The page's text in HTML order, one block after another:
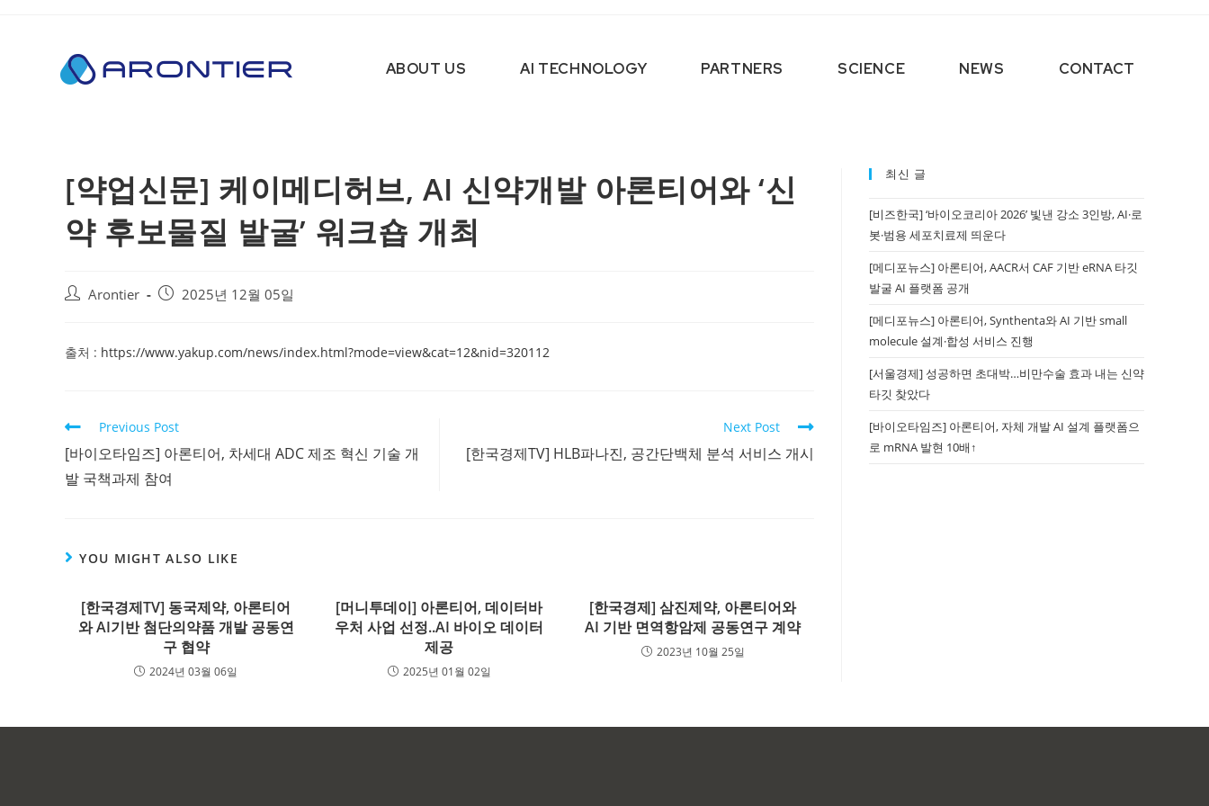
ABOUT US AI TECHNOLOGY PARTNERS SCIENCE NEWS CONTACT
[약업신문] 케이메디허브, AI 신약개발 아론티어와 ‘신
약 후보물질 발굴’ 워크숍 개최
Arontier 2025년 12월 05일
출처 : https://www.yakup.com/news/index.html?mode=view&cat=12&nid=320112
Previous Post
[바이오타임즈] 아론티어, 차세대 ADC 제조 혁신 기술 개
발 국책과제 참여
Next Post
[한국경제TV] HLB파나진, 공간단백체 분석 서비스 개시
YOU MIGHT ALSO LIKE
[한국경제TV] 동국제약, 아론티어
와 AI기반 첨단의약품 개발 공동연
구 협약
2024년 03월 06일
[머니투데이] 아론티어, 데이터바
우처 사업 선정..AI 바이오 데이터
제공
2025년 01월 02일
[한국경제] 삼진제약, 아론티어와
AI 기반 면역항암제 공동연구 계약
2023년 10월 25일
최신 글
[비즈한국] ‘바이오코리아 2026’ 빛낸 강소 3인방, AI·로
봇·범용 세포치료제 띄운다
[메디포뉴스] 아론티어, AACR서 CAF 기반 eRNA 타깃
발굴 AI 플랫폼 공개
[메디포뉴스] 아론티어, Synthenta와 AI 기반 small
molecule 설계·합성 서비스 진행
[서울경제] 성공하면 초대박…비만수술 효과 내는 신약
타깃 찾았다
[바이오타임즈] 아론티어, 자체 개발 AI 설계 플랫폼으
로 mRNA 발현 10배↑